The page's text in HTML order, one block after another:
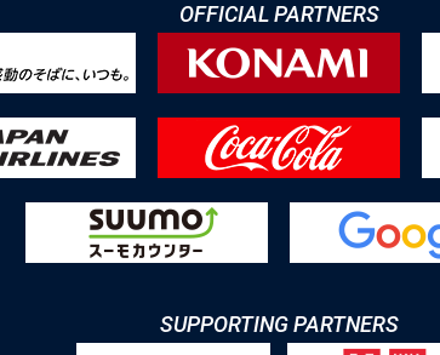
OFFICIAL PARTNERS
SUPPORTING PARTNERS